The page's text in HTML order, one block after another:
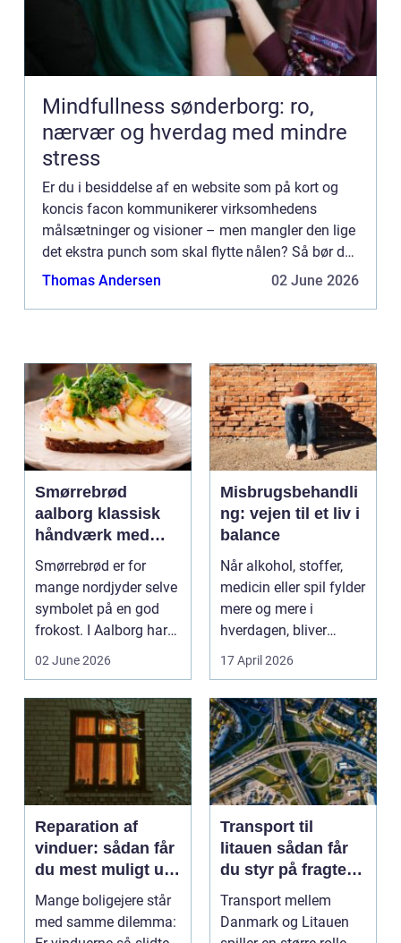
Mindfullness sønderborg: ro,
nærvær og hverdag med mindre
stress
Er du i besiddelse af en website som på kort og
koncis facon kommunikerer virksomhedens
målsætninger og visioner – men mangler den lige
det ekstra punch som skal flytte nålen? Så bør du
finde dig en dygtig f...
Thomas Andersen 02 June 2026
Smørrebrød
aalborg klassisk
håndværk med
moderne twist
Smørrebrød er for
mange nordjyder selve
symbolet på en god
frokost. I Aalborg har
den klassiske spis...
02 June 2026
Misbrugsbehandli
ng: vejen til et liv i
balance
Når alkohol, stoffer,
medicin eller spil fylder
mere og mere i
hverdagen, bliver
grænsen...
17 April 2026
Reparation af
vinduer: sådan får
du mest muligt ud
af dine gamle
vinduer
Mange boligejere står
med samme dilemma:
Transport til
litauen sådan får
du styr på fragten
til baltikum
Transport mellem
Danmark og Litauen